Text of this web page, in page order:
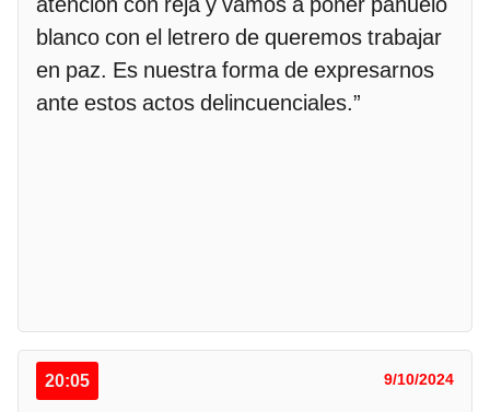
blanco con el letrero de queremos trabajar
en paz. Es nuestra forma de expresarnos
ante estos actos delincuenciales.”
20:05 9/10/2024